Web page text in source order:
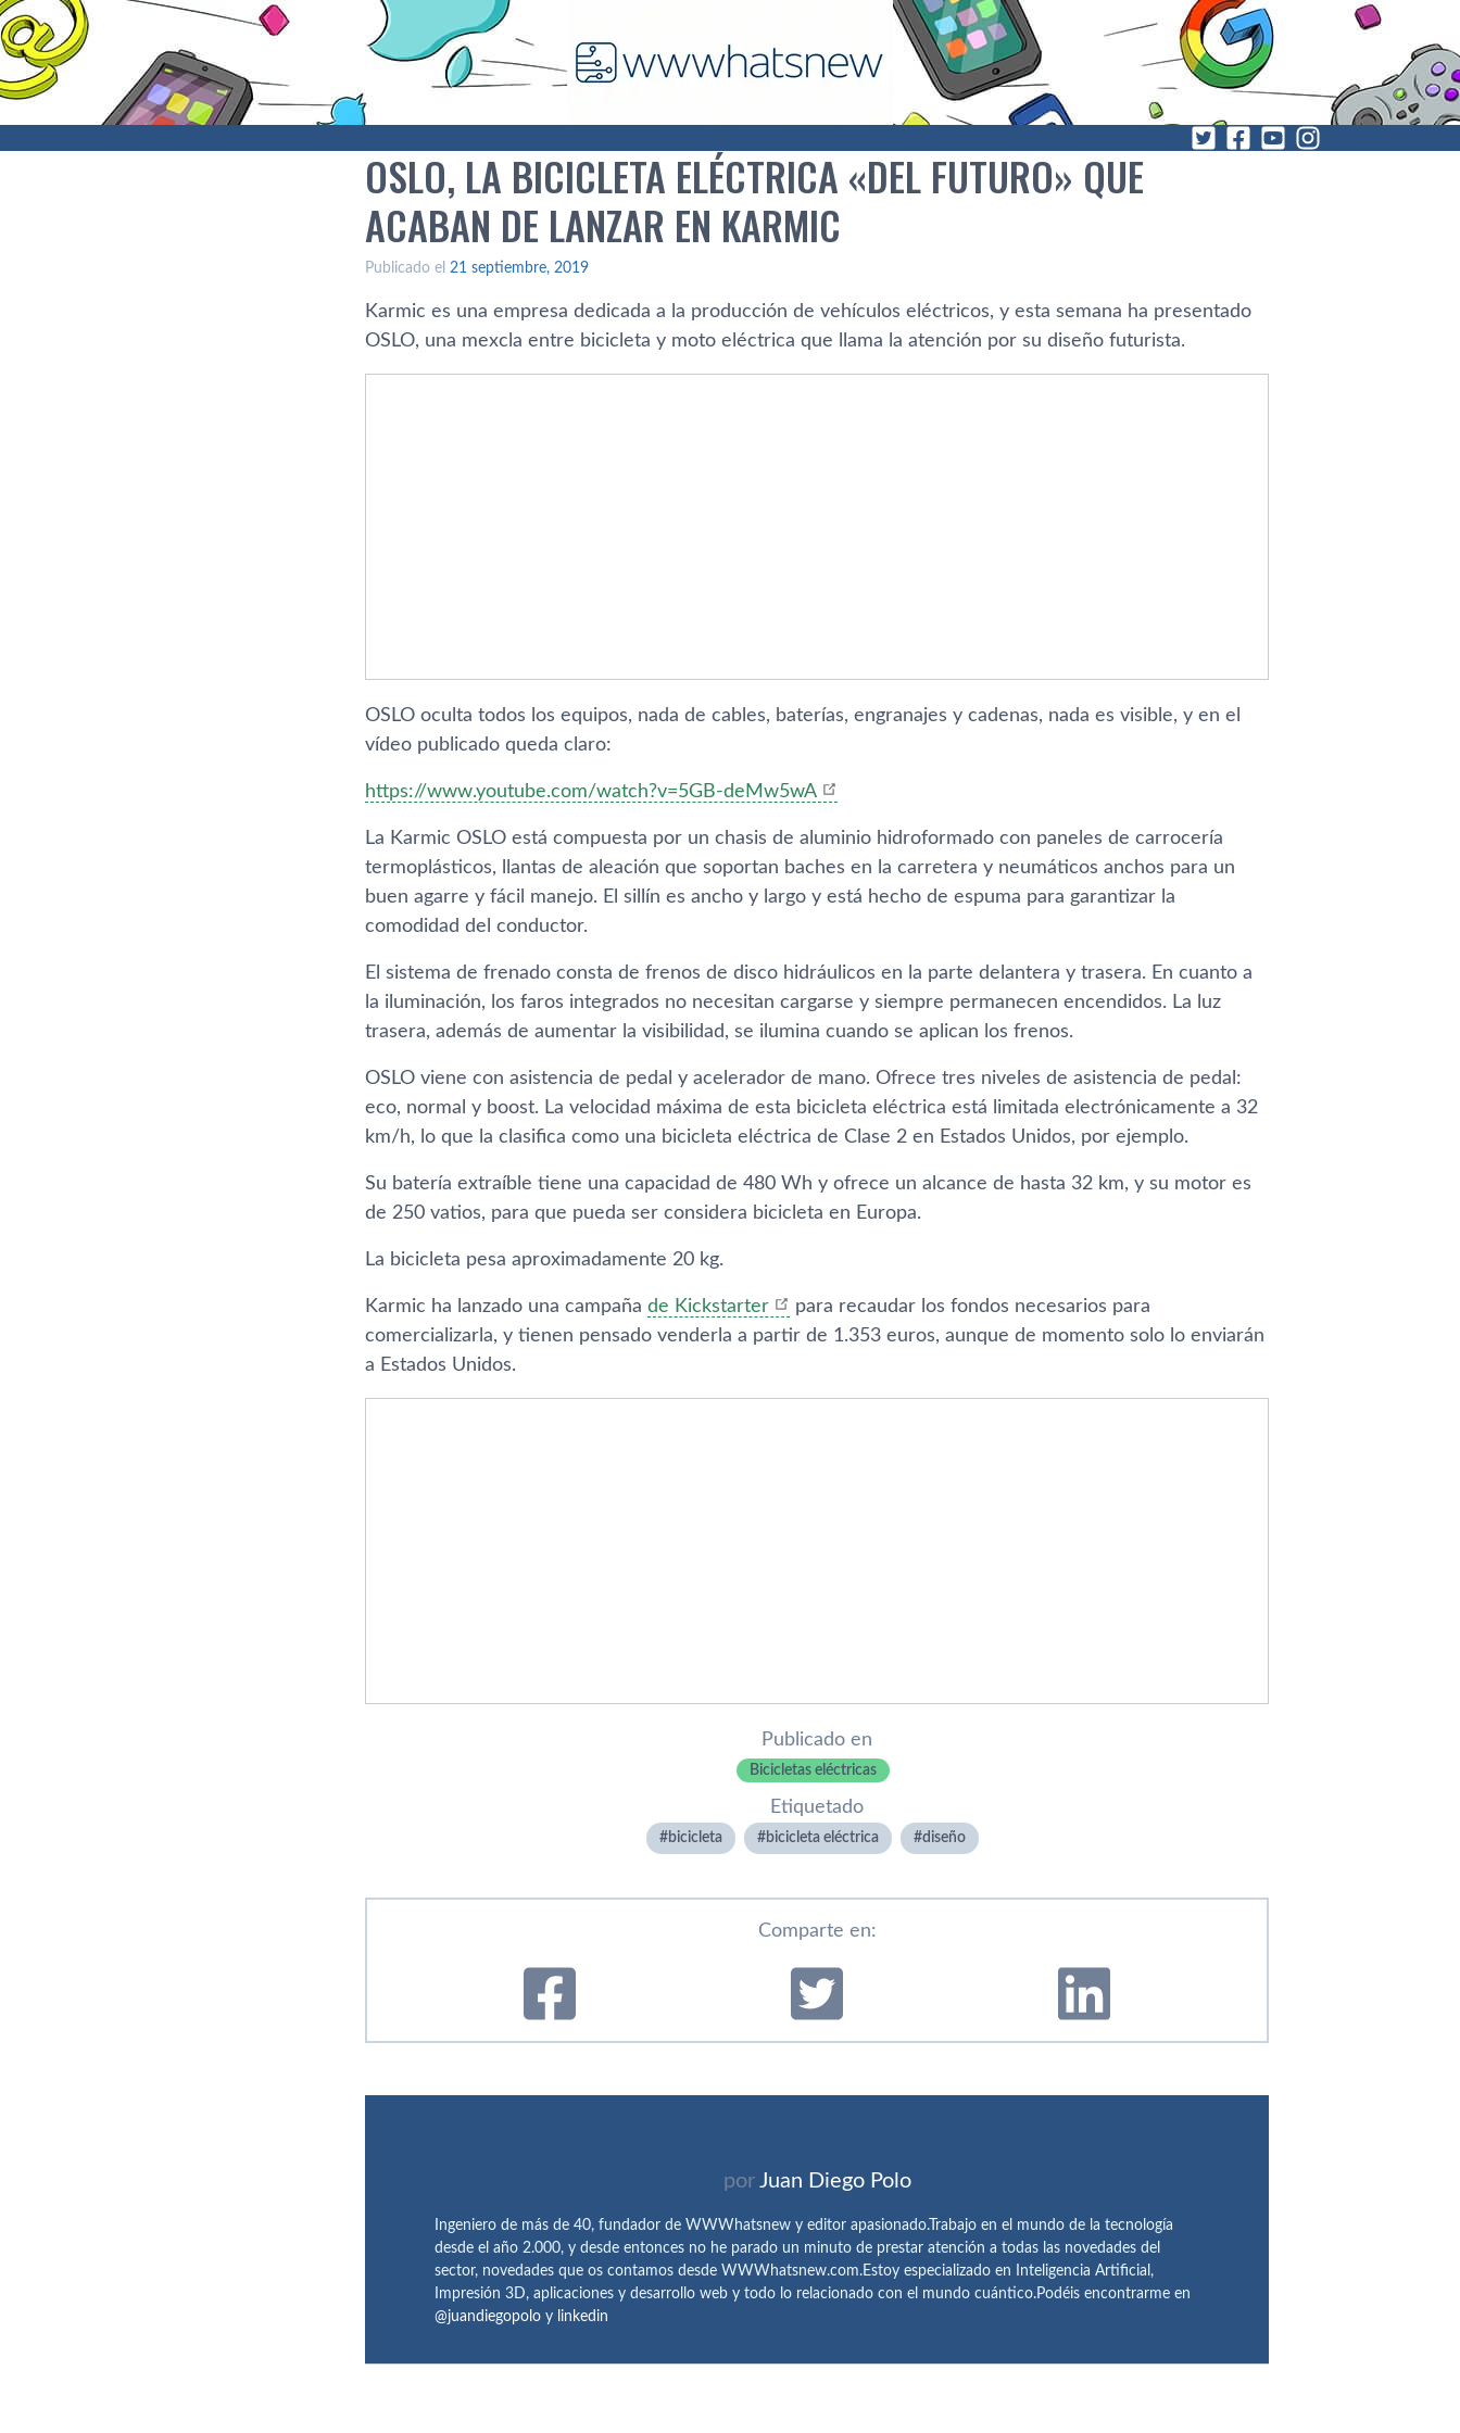
OSLO, LA BICICLETA ELÉCTRICA «DEL FUTURO» QUE
ACABAN DE LANZAR EN KARMIC
Publicado el 21 septiembre, 2019
Karmic es una empresa dedicada a la producción de vehículos eléctricos, y esta semana ha presentado
OSLO, una mexcla entre bicicleta y moto eléctrica que llama la atención por su diseño futurista.
OSLO oculta todos los equipos, nada de cables, baterías, engranajes y cadenas, nada es visible, y en el
vídeo publicado queda claro:
https://www.youtube.com/watch?v=5GB-deMw5wA
La Karmic OSLO está compuesta por un chasis de aluminio hidroformado con paneles de carrocería
termoplásticos, llantas de aleación que soportan baches en la carretera y neumáticos anchos para un
buen agarre y fácil manejo. El sillín es ancho y largo y está hecho de espuma para garantizar la
comodidad del conductor.
El sistema de frenado consta de frenos de disco hidráulicos en la parte delantera y trasera. En cuanto a
la iluminación, los faros integrados no necesitan cargarse y siempre permanecen encendidos. La luz
trasera, además de aumentar la visibilidad, se ilumina cuando se aplican los frenos.
OSLO viene con asistencia de pedal y acelerador de mano. Ofrece tres niveles de asistencia de pedal:
eco, normal y boost. La velocidad máxima de esta bicicleta eléctrica está limitada electrónicamente a 32
km/h, lo que la clasifica como una bicicleta eléctrica de Clase 2 en Estados Unidos, por ejemplo.
Su batería extraíble tiene una capacidad de 480 Wh y ofrece un alcance de hasta 32 km, y su motor es
de 250 vatios, para que pueda ser considera bicicleta en Europa.
La bicicleta pesa aproximadamente 20 kg.
Karmic ha lanzado una campaña de Kickstarter
para recaudar los fondos necesarios para
comercializarla, y tienen pensado venderla a partir de 1.353 euros, aunque de momento solo lo enviarán
a Estados Unidos.
Publicado en
Bicicletas eléctricas
Etiquetado
bicicleta bicicleta eléctrica diseño
Comparte en:
por Juan Diego Polo
Ingeniero de más de 40, fundador de WWWhatsnew y editor apasionado.Trabajo en el mundo de la tecnología
desde el año 2.000, y desde entonces no he parado un minuto de prestar atención a todas las novedades del
sector, novedades que os contamos desde WWWhatsnew.com.Estoy especializado en Inteligencia Artificial,
Impresión 3D, aplicaciones y desarrollo web y todo lo relacionado con el mundo cuántico.Podéis encontrarme en
@juandiegopolo y linkedin